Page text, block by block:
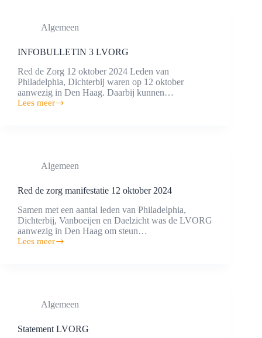
Algemeen
INFOBULLETIN 3 LVORG
Red de Zorg 12 oktober 2024 Leden van
Philadelphia, Dichterbij waren op 12 oktober
aanwezig in Den Haag. Daarbij kunnen…
Lees meer
INFOBULLETIN
Algemeen
Red de zorg manifestatie 12 oktober 2024
Samen met een aantal leden van Philadelphia,
Dichterbij, Vanboeijen en Daelzicht was de LVORG
aanwezig in Den Haag om steun…
Lees meer
Red
Algemeen
Statement LVORG